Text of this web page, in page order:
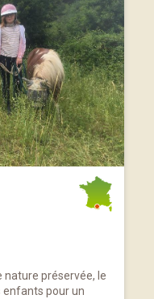
nature préservée, le
enfants pour un